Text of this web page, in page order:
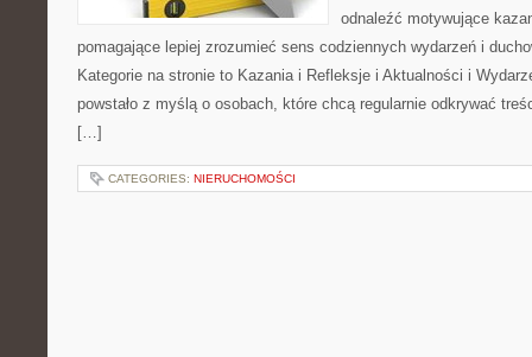
odnaleźć motywujące
pomagające lepiej zrozumieć sens codziennych wydarzeń i
Kategorie na stronie to Kazania i Refleksje i Aktualności i
powstało z myślą o osobach, które chcą regularnie odkrywać
[…]
CATEGORIES: NIERUCHOMOŚCI